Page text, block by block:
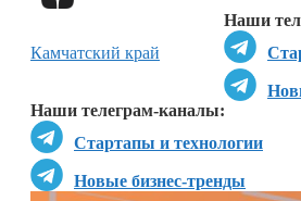
Наши
Наши телеграм-каналы:
Стартапы и технологии
Новые бизнес-тренды
Камчатский край